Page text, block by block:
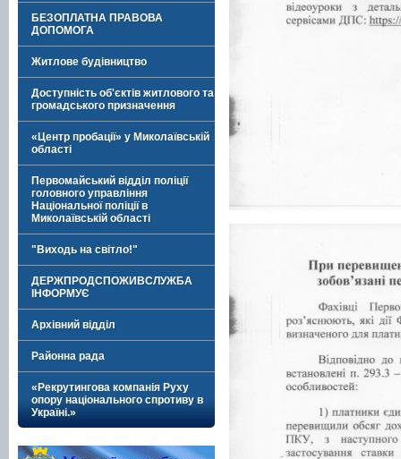
БЕЗОПЛАТНА ПРАВОВА
ДОПОМОГА
Житлове будівництво
Доступність об'єктів житлового та
громадського призначення
«Центр пробації» у Миколаївській
області
Первомайський відділ поліції
головного управління
Національної поліції в
Миколаївській області
"Виходь на світло!"
ДЕРЖПРОДСПОЖИВСЛУЖБА
ІНФОРМУЄ
Архівний відділ
Районна рада
«Рекрутингова компанія Руху
опору національного спротиву в
Україні.»